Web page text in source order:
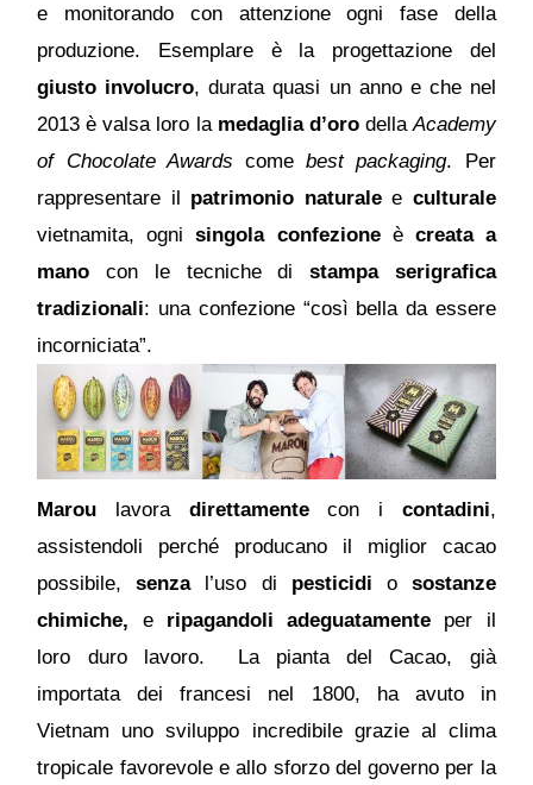
e monitorando con attenzione ogni fase della
produzione. Esemplare è la progettazione del
giusto involucro, durata quasi un anno e che nel
2013 è valsa loro la medaglia d’orodellaAcademy
of Chocolate Awards comebest packaging. Per
rappresentare il patrimonio naturalee culturale
vietnamita, ognisingola confezioneè creata a
mano con le tecniche di stampa serigrafica
tradizionali: una confezione “così bella da essere
incorniciata”.
Marou lavora direttamentecon i contadini,
assistendoli perché producano il miglior cacao
possibile,senzal’uso di pesticidi o sostanze
chimiche, e ripagandoli adeguatamente per il
loro duro lavoro. La pianta del Cacao, già
importata dei francesi nel 1800, ha avuto in
Vietnam uno sviluppo incredibile grazie al clima
tropicale favorevole e allo sforzo del governo per la